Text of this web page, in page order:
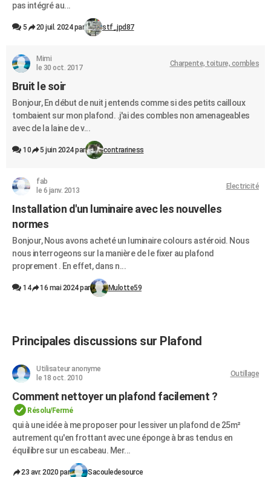
pas intégré au...
5 20 juil. 2024 par stf_jpd87
Mimi
le 30 oct. 2017
Charpente, toiture, combles
Bruit le soir
Bonjour, En début de nuit j entends comme si des petits cailloux
tombaient sur mon plafond. .j'ai des combles non amenageables
avec de la laine de v...
10 5 juin 2024 par contrariness
fab
le 6 janv. 2013
Electricité
Installation d'un luminaire avec les nouvelles
normes
Bonjour, Nous avons acheté un luminaire colours astéroid. Nous
nous interrogeons sur la manière de le fixer au plafond
proprement . En effet, dans n...
14 16 mai 2024 par Mulotte59
Principales discussions sur Plafond
Utilisateur anonyme
le 18 oct. 2010
Outillage
Comment nettoyer un plafond facilement ?
Résolu/Fermé
qui à une idée à me proposer pour lessiver un plafond de 25m²
autrement qu'en frottant avec une éponge à bras tendus en
équilibre sur un escabeau. Mer...
23 avr. 2020 par Sacouledesource